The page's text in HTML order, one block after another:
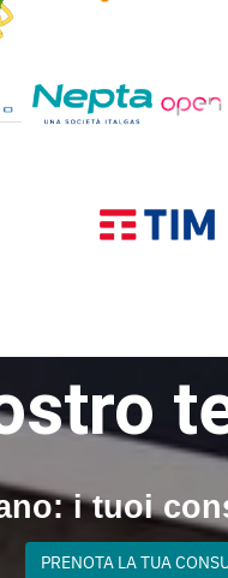
i tuoi
PRENOTA LA TUA